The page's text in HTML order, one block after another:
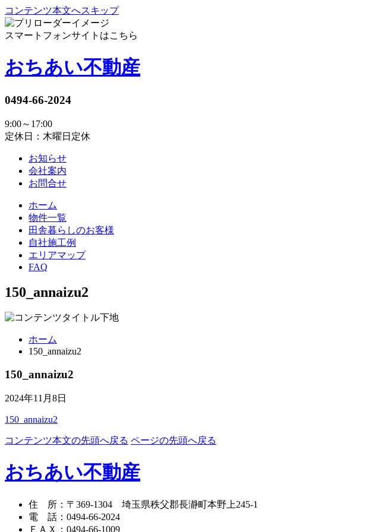
コンテンツ本文へスキップ
スマートフォンサイトはこちら
おちあい不動産
0494-66-2024
9:00～17:00
定休日：木曜日定休
お知らせ
会社案内
お問合せ
ホーム
物件一覧
田舎暮らしのお客様
自社施工例
エリアマップ
FAQ
150_annaizu2
ホーム
150_annaizu2
150_annaizu2
2024年11月8日
150_annaizu2
コンテンツ本文の先頭へ戻る ページの先頭へ戻る
おちあい不動産
住 所 ： 〒369-1304 埼玉県秩父郡長瀞町本野上245-1
電 話 ： 0494-66-2024
ＦＡＸ
： 0494-66-1009